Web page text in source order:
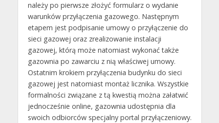
należy po pierwsze złożyć formularz o wydanie
warunków przyłączenia gazowego. Następnym
etapem jest podpisanie umowy o przyłączenie do
sieci gazowej oraz zrealizowanie instalacji
gazowej, którą może natomiast wykonać także
gazownia po zawarciu z nią właściwej umowy.
Ostatnim krokiem przyłączenia budynku do sieci
gazowej jest natomiast montaż licznika. Wszystkie
formalności związane z tą kwestią można załatwić
jednocześnie online, gazownia udostępnia dla
swoich odbiorców specjalny portal przyłączeniowy.